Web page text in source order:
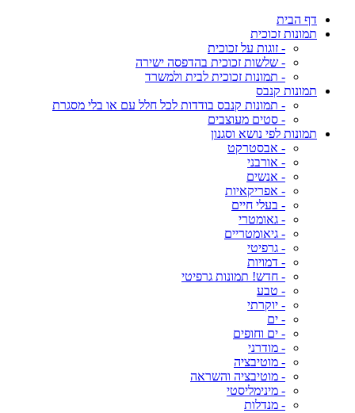
דף הבית
תמונות זכוכית
- זוגות על זכוכית
- שלשות זכוכית בהדפסה ישירה
- תמונות זכוכית לבית ולמשרד
תמונות קנבס
- תמונות קנבס בודדות לכל חלל עם או בלי מסגרת
- סטים מעוצבים
תמונות לפי נושא וסגנון
- אבסטרקט
- אורבני
- אנשים
- אפריקאיות
- בעלי חיים
- גאומטרי
- גיאומטריים
- גרפיטי
- דמויות
- חדש! תמונות גרפיטי
- טבע
- יוקרתי
- ים
- ים וחופים
- מודרני
- מוטיבציה
- מוטיבציה והשראה
- מינימליסטי
- מנדלות